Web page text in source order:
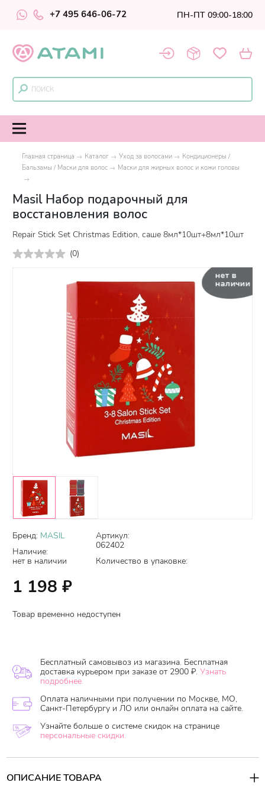
+7 495 646-06-72 ПН-ПТ 09:00-18:00
Главная страница Каталог Уход за волосами
Кондиционеры /
Бальзамы / Маски для волос
Маски для жирных волос и кожи головы
Masil Набор подарочный для
восстановления волос
Repair Stick Set Christmas Edition, саше 8мл*10шт+8мл*10шт
(0)
нет в
наличии
Бренд: MASIL
Наличие:
нет в наличии
Артикул:
062402
Количество в упаковке:
1 198 ₽
Товар временно недоступен
Бесплатный самовывоз из магазина. Бесплатная
доставка курьером при заказе от 2900 ₽. Узнать
подробнее.
Оплата наличными при получении по Москве, МО,
Санкт-Петербургу и ЛО или онлайн оплата на сайте.
Узнайте больше о системе скидок на странице
персональные скидки.
ОПИСАНИЕ ТОВАРА